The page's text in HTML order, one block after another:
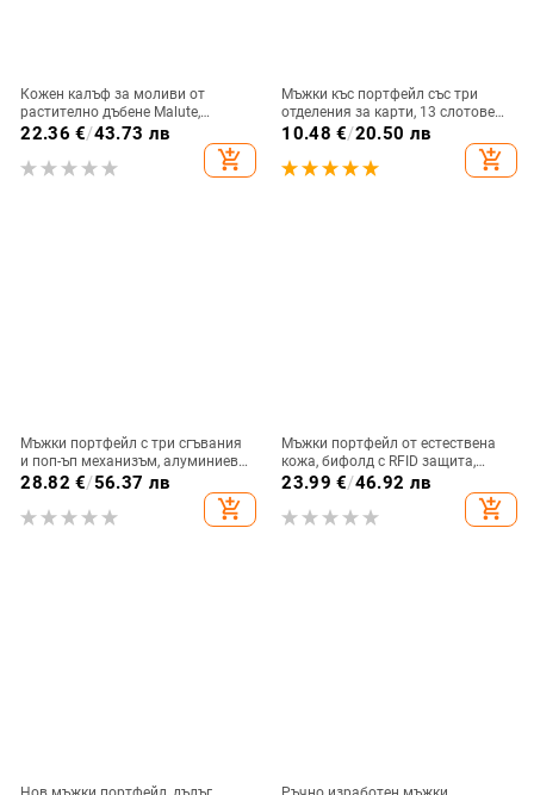
Кожен калъф за моливи от
растително дъбене Malute,
опростен моден калъф за очила,
усъвършенстван стил, чанта за
канцеларски материали, чанта за
22.36 €/43.73 лв
add_shopping_cart
Мъжки къс портфейл със три
отделения за карти, 13 слотове
за карти, цип за монети, PU кожа,
10.48 €/20.50 лв
add_shopping_cart
Мъжки портфейл с три сгъвания
и поп-ъп механизъм, алуминиево
тяло, RFID защита, голям
вътрешно покритие масло-восък
28.82 €/56.37 лв
add_shopping_cart
Мъжки портфейл от естествена
кожа, бифолд с RFID защита,
монетник с цип, първи слой
23.99 €/46.92 лв
add_shopping_cart